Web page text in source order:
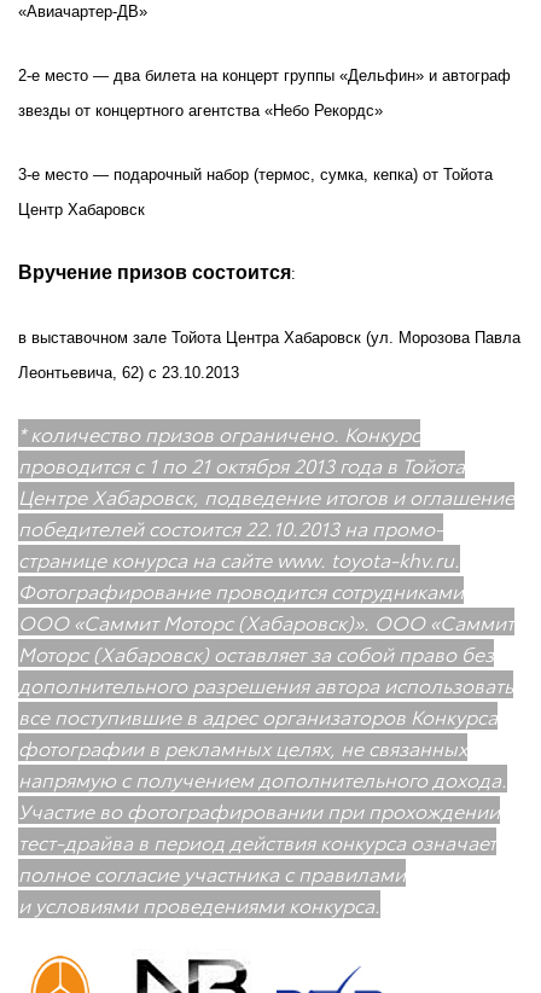
«Авиачартер-ДВ»
2-е место — два билета на концерт группы «Дельфин» и автограф
звезды от концертного агентства «Небо Рекордс»
3-е место — подарочный набор (термос, сумка, кепка) от Тойота
Центр Хабаровск
Вручение призов состоится:
в выставочном зале Тойота Центра Хабаровск (ул. Морозова Павла
Леонтьевича, 62) с 23.10.2013
* количество призов ограничено. Конкурс
проводится с 1 по 21 октября 2013 года в Тойота
Центре Хабаровск, подведение итогов и оглашение
победителей состоится 22.10.2013на промо-
странице конурса на сайте www. toyota-khv.ru.
Фотографирование проводится сотрудниками
ООО «Саммит Моторс (Хабаровск)». ООО «Саммит
Моторс (Хабаровск) оставляет за собой право без
дополнительного разрешения автора использовать
все поступившие в адрес организаторов Конкурса
фотографии в рекламных целях, не связанных
напрямую с получением дополнительного дохода.
Участие во фотографировании при прохождении
тест-драйва в период действия конкурса означает
полное согласие участника с правилами
и условиями проведениями конкурса.